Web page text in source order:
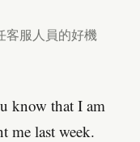
客服人員的好機
know that I am
me last week.